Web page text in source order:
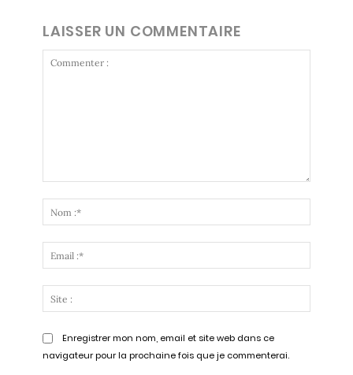
LAISSER UN COMMENTAIRE
:*
:*
:
Enregistrer mon nom, email et site web dans ce
navigateur pour la prochaine fois que je commenterai.